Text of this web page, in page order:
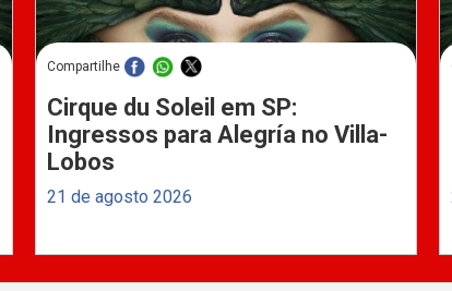
Compartilhe
Cirque du Soleil em SP:
Ingressos para Alegría no Villa-
Lobos
21 de agosto 2026